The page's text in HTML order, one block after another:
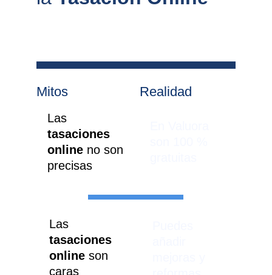
Mitos Realidad
Las
tasaciones
online no son
precisas
Las
tasaciones
online son
caras